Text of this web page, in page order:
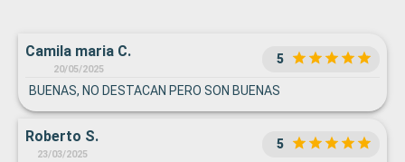
Camila maria C.
20/05/2025
5
BUENAS, NO DESTACAN PERO SON BUENAS
Roberto S.
23/03/2025
5